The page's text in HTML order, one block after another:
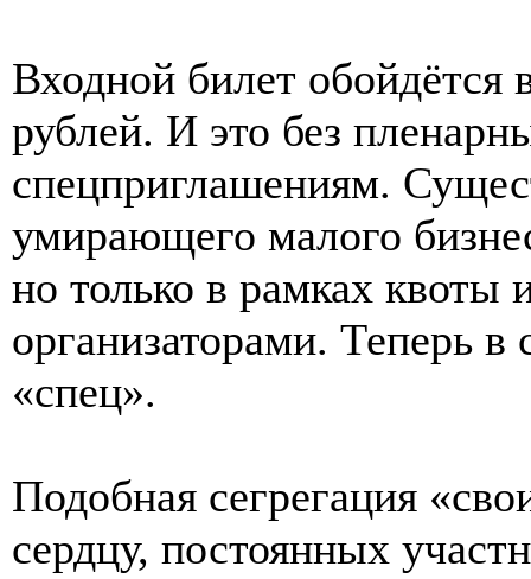
Входной билет
рублей. И это без
спецприглашениям.
умирающего малого
но только в рамках квоты
организаторами. Теперь в
«спец».
Подобная сегрегация
сердцу, постоянных